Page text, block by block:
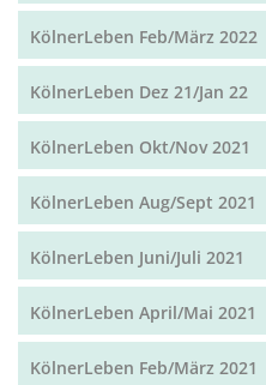
KölnerLeben Feb/März 2022
KölnerLeben Dez 21/Jan 22
KölnerLeben Okt/Nov 2021
KölnerLeben Aug/Sept 2021
KölnerLeben Juni/Juli 2021
KölnerLeben April/Mai 2021
KölnerLeben Feb/März 2021